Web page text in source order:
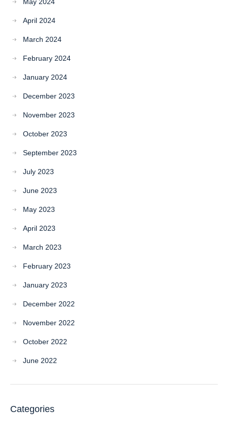
April 2024
March 2024
February 2024
January 2024
December 2023
November 2023
October 2023
September 2023
July 2023
June 2023
May 2023
April 2023
March 2023
February 2023
January 2023
December 2022
November 2022
October 2022
June 2022
Categories